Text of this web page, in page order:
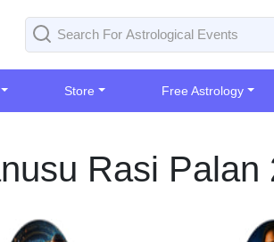
Store Free Astrology
Rasi Palan